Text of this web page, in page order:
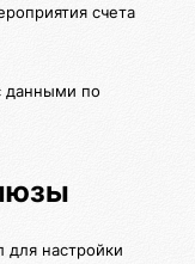
счета
данными по
для настройки